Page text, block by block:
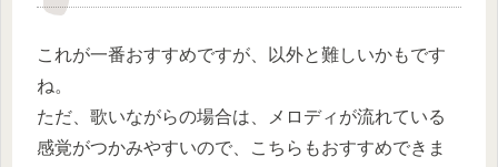
これが一番おすすめですが、以外と難しいかもです
ね。
ただ、歌いながらの場合は、メロディが流れている
感覚がつかみやすいので、こちらもおすすめできま